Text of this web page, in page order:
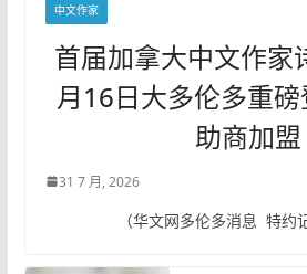
中文作家
首届加拿大中文作家
月16日大多伦多重
助商加盟
31 7 月, 2026
（华文网多伦多消息 特约